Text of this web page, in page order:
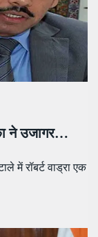
ने उजागर…
में रॉबर्ट वाड्रा एक